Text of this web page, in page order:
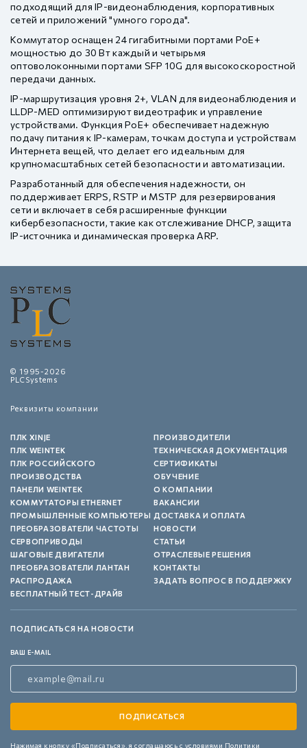
подходящий для IP-видеонаблюдения, корпоративных
сетей и приложений "умного города".
Коммутатор оснащен 24 гигабитными портами PoE+
мощностью до 30 Вт каждый и четырьмя
оптоволоконными портами SFP 10G для высокоскоростной
передачи данных.
IP-маршрутизация уровня 2+, VLAN для видеонаблюдения и
LLDP-MED оптимизируют видеотрафик и управление
устройствами. Функция PoE+ обеспечивает надежную
подачу питания к IP-камерам, точкам доступа и устройствам
Интернета вещей, что делает его идеальным для
крупномасштабных сетей безопасности и автоматизации.
Разработанный для обеспечения надежности, он
поддерживает ERPS, RSTP и MSTP для резервирования
сети и включает в себя расширенные функции
кибербезопасности, такие как отслеживание DHCP, защита
IP-источника и динамическая проверка ARP.
© 1995-2026
PLCSystems
Реквизиты компании
ПЛК XINJE
ПЛК WEINTEK
ПЛК РОССИЙСКОГО
ПРОИЗВОДСТВА
ПАНЕЛИ WEINTEK
КОММУТАТОРЫ ETHERNET
ПРОМЫШЛЕННЫЕ КОМПЬЮТЕРЫ
ПРЕОБРАЗОВАТЕЛИ ЧАСТОТЫ
СЕРВОПРИВОДЫ
ШАГОВЫЕ ДВИГАТЕЛИ
ПРЕОБРАЗОВАТЕЛИ ЛАНТАН
РАСПРОДАЖА
БЕСПЛАТНЫЙ ТЕСТ-ДРАЙВ
ПРОИЗВОДИТЕЛИ
ТЕХНИЧЕСКАЯ ДОКУМЕНТАЦИЯ
СЕРТИФИКАТЫ
ОБУЧЕНИЕ
О КОМПАНИИ
ВАКАНСИИ
ДОСТАВКА И ОПЛАТА
НОВОСТИ
СТАТЬИ
ОТРАСЛЕВЫЕ РЕШЕНИЯ
КОНТАКТЫ
ЗАДАТЬ ВОПРОС В ПОДДЕРЖКУ
ПОДПИСАТЬСЯ НА НОВОСТИ
ВАШ E-MAIL
Нажимая кнопку «Подписаться», я соглашаюсь с условиями Политики